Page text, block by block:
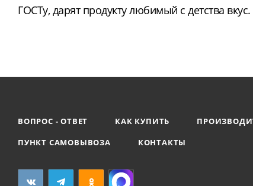
ГОСТу, дарят продукту любимый с детства
ВОПРОС - ОТВЕТ КАК КУПИТЬ
ПУНКТ САМОВЫВОЗА
КОНТАКТЫ